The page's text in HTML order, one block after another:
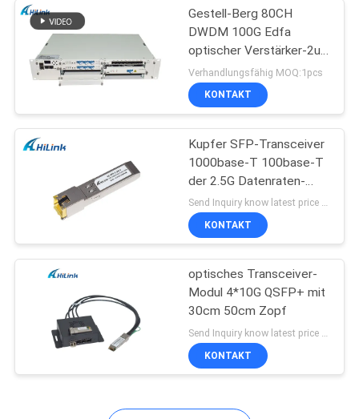
XFP Transceiver
QSFP+-Transceiver
Gestell-Berg 80CH
DWDM 100G Edfa
optischer Verstärker-2u
justierbar
Verhandlungsfähig MOQ:1pcs
KONTAKT
Kupfer SFP-Transceiver
1000base-T 100base-T
der 2.5G Datenraten-
RJ45
Send Inquiry know latest price MOQ:1 Stücke
KONTAKT
optisches Transceiver-
Modul 4*10G QSFP+ mit
30cm 50cm Zopf
Send Inquiry know latest price MOQ:1 Stücke
KONTAKT